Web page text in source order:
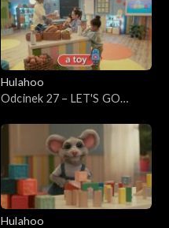
Hulahoo
Odcinek 27 – LET'S GO
zakupy
Hulahoo